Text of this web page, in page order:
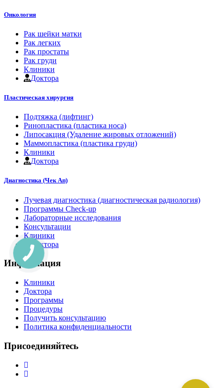
Онкология
Рак шейки матки
Рак легких
Рак простаты
Рак груди
Клиники
Доктора
Пластическая хирургия
Подтяжка (лифтинг)
Ринопластика (пластика носа)
Липосакция (Удаление жировых отложений)
Маммопластика (пластика груди)
Клиники
Доктора
Диагностика (Чек Ап)
Лучевая диагностика (диагностическая радиология)
Программы Check-up
Лабораторные исследования
Консультации
Клиники
Доктора
Информация
Клиники
Доктора
Программы
Процедуры
Получить консультацию
Политика конфиденциальности
Присоединяйтесь